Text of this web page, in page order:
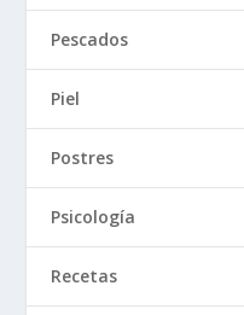
Pescados
Piel
Postres
Psicología
Recetas